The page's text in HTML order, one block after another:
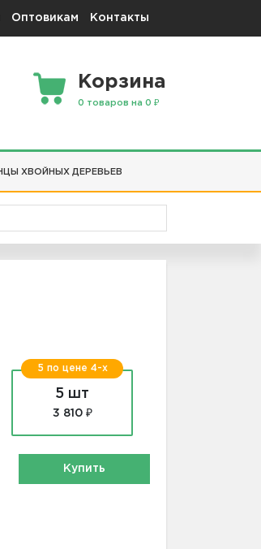
Оптовикам Контакты
Корзина
0 товаров на 0 ₽
ХВОЙНЫХ ДЕРЕВЬЕВ
5 по цене 4-х
5 шт
3 810 ₽
Купить